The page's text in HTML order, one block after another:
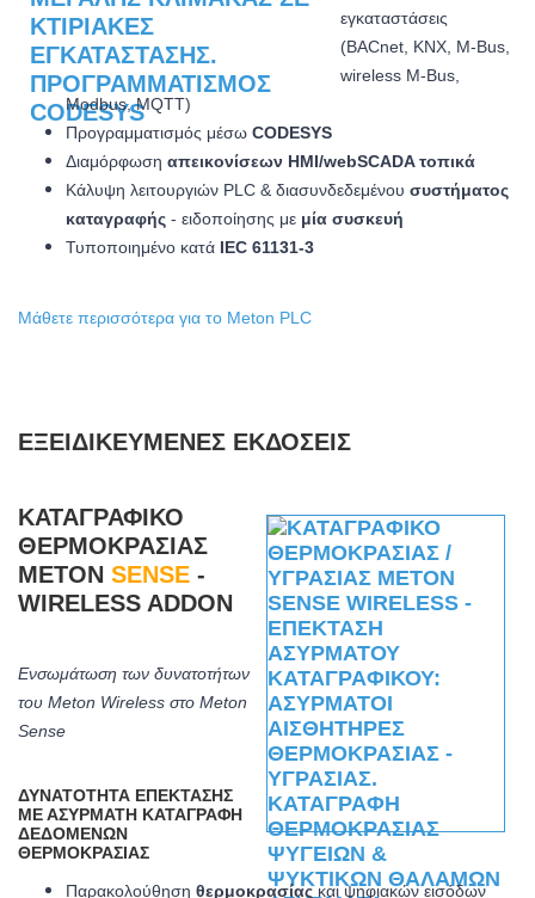
εγκαταστάσεις
(BACnet, KNX, M-Bus,
wireless M-Bus,
Modbus, MQTT)
Προγραμματισμός μέσω CODESYS
Διαμόρφωση απεικονίσεων HMI/webSCADA τοπικά
Κάλυψη λειτουργιών PLC & διασυνδεδεμένου συστήματος
καταγραφής - ειδοποίησης με μία συσκευή
Τυποποιημένο κατά IEC 61131-3
Μάθετε περισσότερα για το Meton PLC
ΕΞΕΙΔΙΚΕΥΜΈΝΕΣ ΕΚΔΌΣΕΙΣ
ΚΑΤΑΓΡΑΦΙΚΌ
ΘΕΡΜΟΚΡΑΣΊΑΣ
METON SENSE -
WIRELESS ADDON
Ενσωμάτωση των δυνατοτήτων
του Meton Wireless στο Meton
Sense
ΔΥΝΑΤΌΤΗΤΑ ΕΠΈΚΤΑΣΗΣ
ΜΕ ΑΣΎΡΜΑΤΗ ΚΑΤΑΓΡΑΦΉ
ΔΕΔΟΜΈΝΩΝ
ΘΕΡΜΟΚΡΑΣΊΑΣ
Παρακολούθηση θερμοκρασίαςκαι ψηφιακών εισόδων